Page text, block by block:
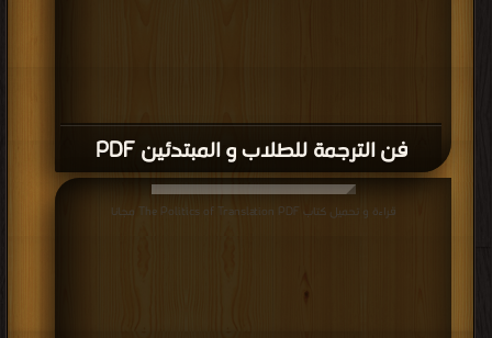
فن الترجمة للطلاب و المبتدئين PDF
قراءة و تحميل كتاب The Politics of Translation PDF مجانا